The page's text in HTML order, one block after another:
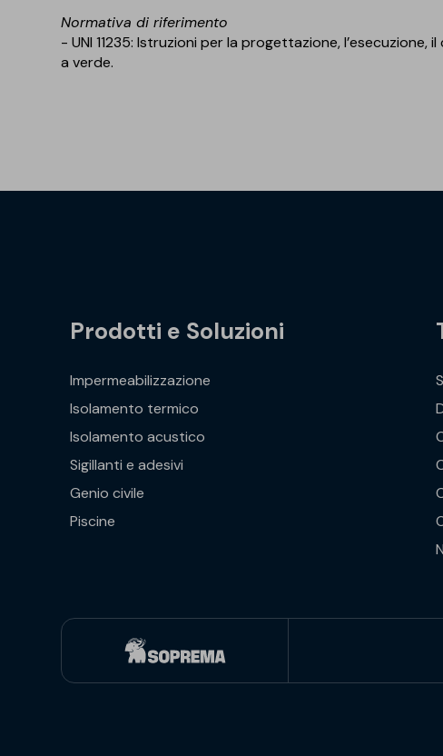
Normativa di riferimento
- UNI 11235: Istruzioni per la progettazione,
a verde.
Prodotti e Soluzioni
Impermeabilizzazione
Isolamento termico
Isolamento acustico
Sigillanti e adesivi
Genio civile
Piscine